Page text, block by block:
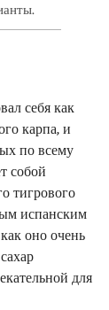
себя как
карпа, и
по всему
собой
тигрового
испанским
оно очень
для